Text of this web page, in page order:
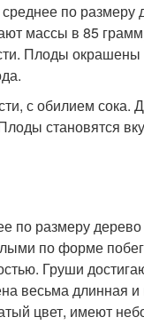
по размеру
массы в 85
Плоды окрашены
с обилием сока.
становятся
по размеру
по форме
Груши
весьма длинная и
цвет, имеют